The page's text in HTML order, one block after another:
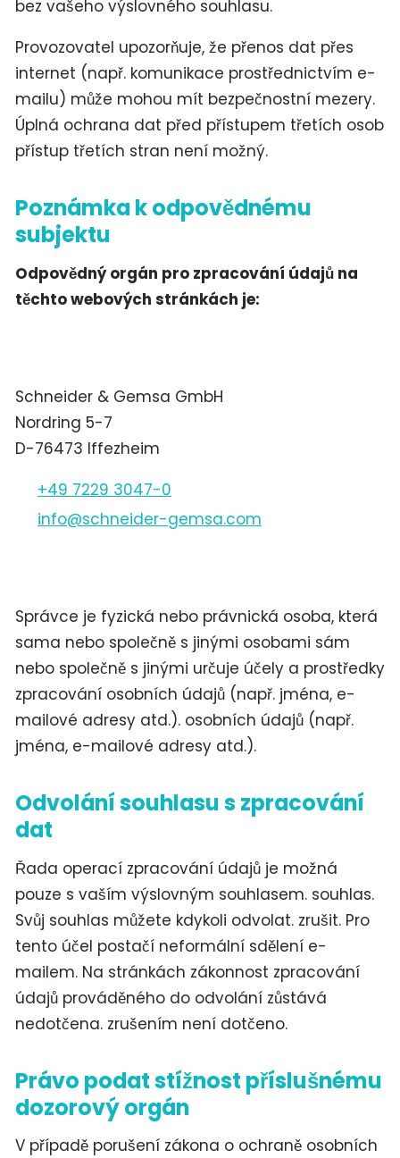
bez vašeho výslovného souhlasu.
Provozovatel upozorňuje, že přenos dat přes
internet (např. komunikace prostřednictvím e-
mailu) může mohou mít bezpečnostní mezery.
Úplná ochrana dat před přístupem třetích osob
přístup třetích stran není možný.
Poznámka k odpovědnému
subjektu
Odpovědný orgán pro zpracování údajů na
těchto webových stránkách je:
Schneider & Gemsa GmbH
Nordring 5-7
D-76473 Iffezheim
+49 7229 3047-0
nf
schn d r-g ms c m
Správce je fyzická nebo právnická osoba, která
sama nebo společně s jinými osobami sám
nebo společně s jinými určuje účely a prostředky
zpracování osobních údajů (např. jména, e-
mailové adresy atd.). osobních údajů (např.
jména, e-mailové adresy atd.).
Odvolání souhlasu s zpracování
dat
Řada operací zpracování údajů je možná
pouze s vaším výslovným souhlasem. souhlas.
Svůj souhlas můžete kdykoli odvolat. zrušit. Pro
tento účel postačí neformální sdělení e-
mailem. Na stránkách zákonnost zpracování
údajů prováděného do odvolání zůstává
nedotčena. zrušením není dotčeno.
Právo podat stížnost příslušnému
dozorový orgán
V případě porušení zákona o ochraně osobních